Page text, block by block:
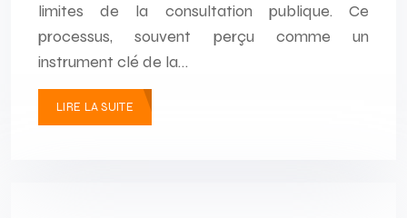
limites de la consultation publique. Ce
processus, souvent perçu comme un
instrument clé de la…
LIRE LA SUITE